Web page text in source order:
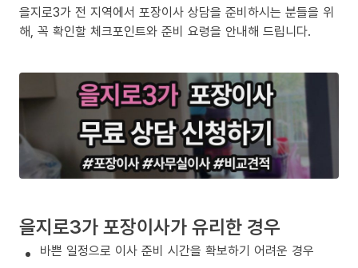
을지로3가 전 지역에서 포장이사 상담을 준비하시는 분들을 위
해, 꼭 확인할 체크포인트와 준비 요령을 안내해 드립니다.
을지로3가 포장이사가 유리한 경우
바쁜 일정으로 이사 준비 시간을 확보하기 어려운 경우